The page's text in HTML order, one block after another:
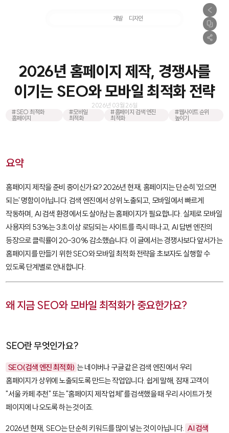
개발 디자인
2026년 홈페이지 제작, 경쟁사를
이기는 SEO와 모바일 최적화 전략
2026년 03월 26일
#SEO 최적화
홈페이지
#모바일
최적화
#홈페이지 검색 엔진
최적화
#웹사이트 순위
높이기
요약
홈페이지 제작을 준비 중이신가요? 2026년 현재, 홈페이지는 단순히 '있으면
되는' 명함이 아닙니다. 검색 엔진에서 상위 노출되고, 모바일에서 빠르게
작동하며, AI 검색 환경에서도 살아남는 홈페이지가 필요합니다. 실제로 모바일
사용자의 53%는 3초 이상 로딩되는 사이트를 즉시 떠나고, AI 답변 엔진의
등장으로 클릭률이 20-30% 감소했습니다. 이 글에서는 경쟁사보다 앞서가는
홈페이지를 만들기 위한 SEO와 모바일 최적화 전략을 초보자도 실행할 수
있도록 단계별로 안내합니다.
왜 지금 SEO와 모바일 최적화가 중요한가요?
SEO란 무엇인가요?
SEO(검색 엔진 최적화) 는 네이버나 구글 같은 검색 엔진에서 우리
홈페이지가 상위에 노출되도록 만드는 작업입니다. 쉽게 말해, 잠재 고객이
"서울 카페 추천" 또는 "홈페이지 제작 업체"를 검색했을 때 우리 사이트가 첫
페이지에 나오도록 하는 것이죠.
2026년 현재, SEO는 단순히 키워드를 많이 넣는 것이 아닙니다. AI 검색